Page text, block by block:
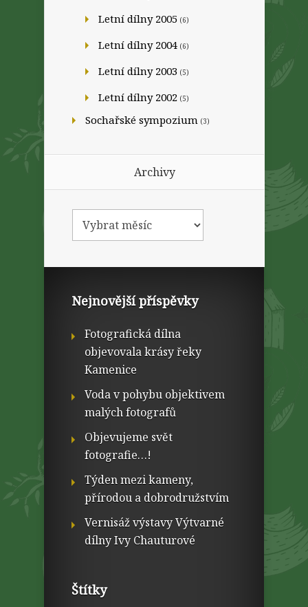
Letní dílny 2005 (6)
Letní dílny 2004 (6)
Letní dílny 2003 (5)
Letní dílny 2002 (5)
Sochařské sympozium (3)
Archivy
Nejnovější příspěvky
Fotografická dílna
objevovala krásy řeky
Kamenice
Voda v pohybu objektivem
malých fotografů
Objevujeme svět
fotografie…!
Týden mezi kameny,
přírodou a dobrodružstvím
Vernisáž výstavy Výtvarné
dílny Ivy Chauturové
Štítky